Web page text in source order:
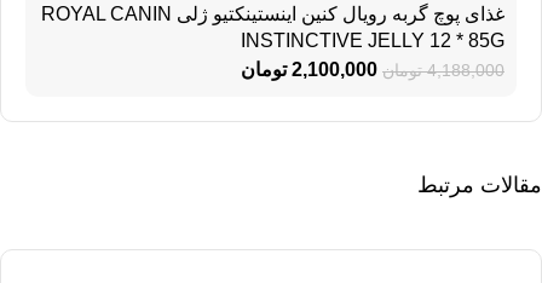
غذای پوچ گربه رویال کنین اینستینکتیو ژلی ROYAL CANIN
INSTINCTIVE JELLY 12 * 85G
4,188,000 تومان 2,100,000 تومان
مقالات مرتبط